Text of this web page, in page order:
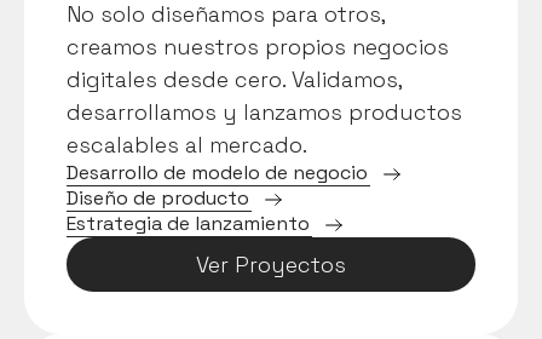
No solo diseñamos para otros,
creamos nuestros propios negocios
digitales desde cero. Validamos,
desarrollamos y lanzamos productos
escalables al mercado.
Desarrollo de modelo de negocio
Diseño de producto
Estrategiade lanzamiento
Ver Proyectos